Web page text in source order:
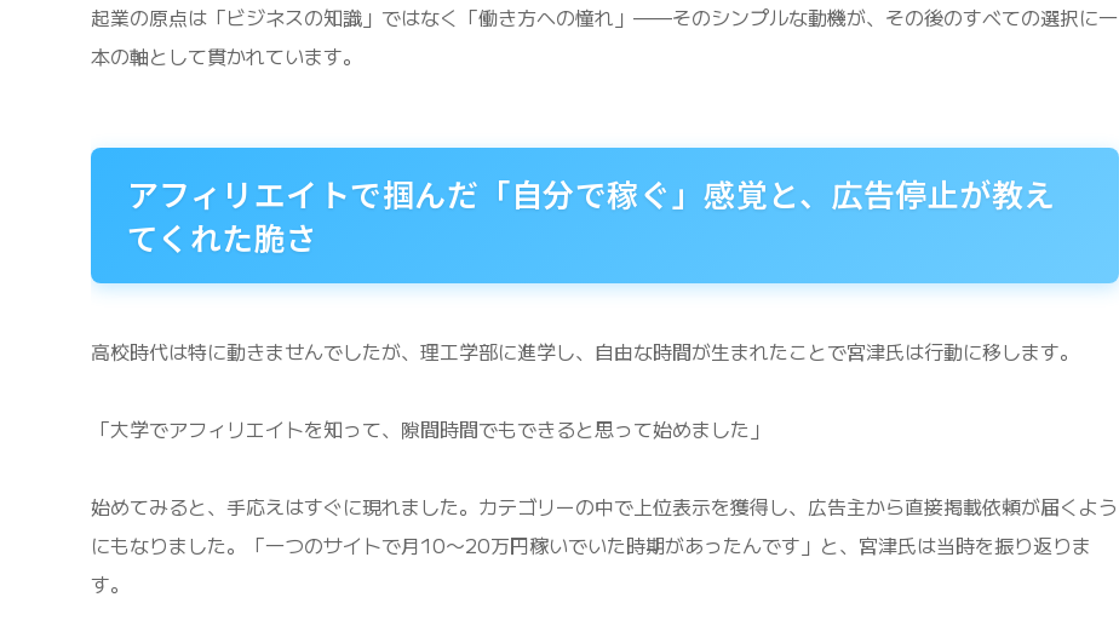
起業の原点は「ビジネスの知識」ではなく「働き方への憧れ」——そのシンプルな動機が、その後のすべての選択に一
本の軸として貫かれています。
アフィリエイトで掴んだ「自分で稼ぐ」感覚と、広告停止が教え
てくれた脆さ
高校時代は特に動きませんでしたが、理工学部に進学し、自由な時間が生まれたことで宮津氏は行動に移します。
「大学でアフィリエイトを知って、隙間時間でもできると思って始めました」
始めてみると、手応えはすぐに現れました。カテゴリーの中で上位表示を獲得し、広告主から直接掲載依頼が届くよう
にもなりました。「一つのサイトで月10〜20万円稼いでいた時期があったんです」と、宮津氏は当時を振り返りま
す。